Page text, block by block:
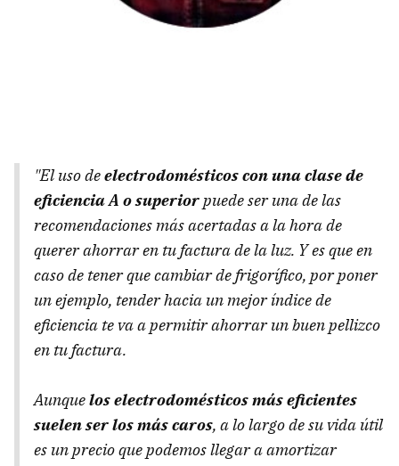
"El uso deelectrodomésticos con una clase de
eficiencia A o superiorpuede ser una de las
recomendaciones más acertadas a la hora de
querer ahorrar en tu factura de la luz. Y es que en
caso de tener que cambiar de frigorífico, por poner
un ejemplo, tender hacia un mejor índice de
eficiencia te va a permitir ahorrar un buen pellizco
en tu factura.
Aunquelos electrodomésticos más eficientes
suelen ser los más caros, a lo largo de su vida útil
es un precio que podemos llegar a amortizar